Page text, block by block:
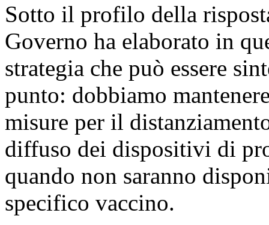
Sotto il profilo della
Governo ha elaborato in
strategia che può essere
punto: dobbiamo
misure per il
diffuso dei dispositivi di
quando non saranno
specifico vaccino.